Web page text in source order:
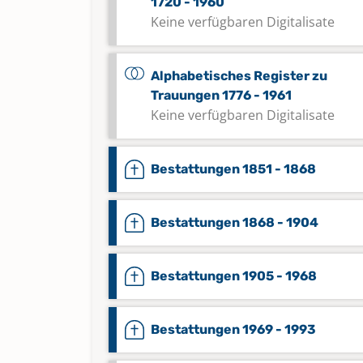
Keine verfügbaren Digitalisate
Alphabetisches Register zu
Trauungen 1776 - 1961
Keine verfügbaren Digitalisate
Bestattungen 1851 - 1868
Bestattungen 1868 - 1904
Bestattungen 1905 - 1968
Bestattungen 1969 - 1993